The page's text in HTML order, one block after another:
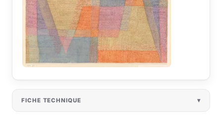
FICHE TECHNIQUE